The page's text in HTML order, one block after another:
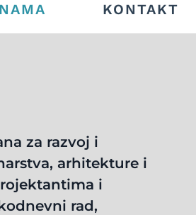
KONTAKT
za razvoj i
arhitekture i
i
rad,